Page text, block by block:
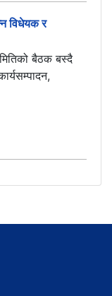
विधेयक र
बैठक बस्दै